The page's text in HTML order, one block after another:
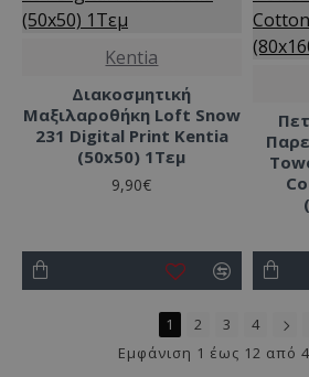
Kentia
Διακοσμητική
Μαξιλαροθήκη Loft Snow
231 Digital Print Kentia
(50x50) 1Τεμ
9,90€
1 2 3
4
Εμφάνιση 1 έως 12 από